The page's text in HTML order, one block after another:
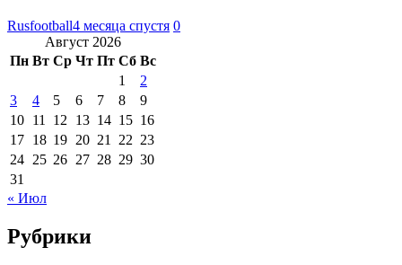
Rusfootball4 месяца спустя 0
Август 2026
Пн Вт Ср Чт Пт Сб Вс
1
2
3
4 5 6 7 8
9
10 11 12 13 14 15 16
17 18 19 20 21 22 23
24 25 26 27 28 29 30
31
« Июл
Рубрики